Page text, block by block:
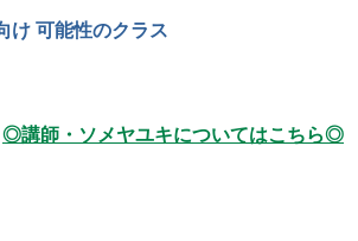
可能性のクラス
◎講師・ソメヤユキについてはこちら◎